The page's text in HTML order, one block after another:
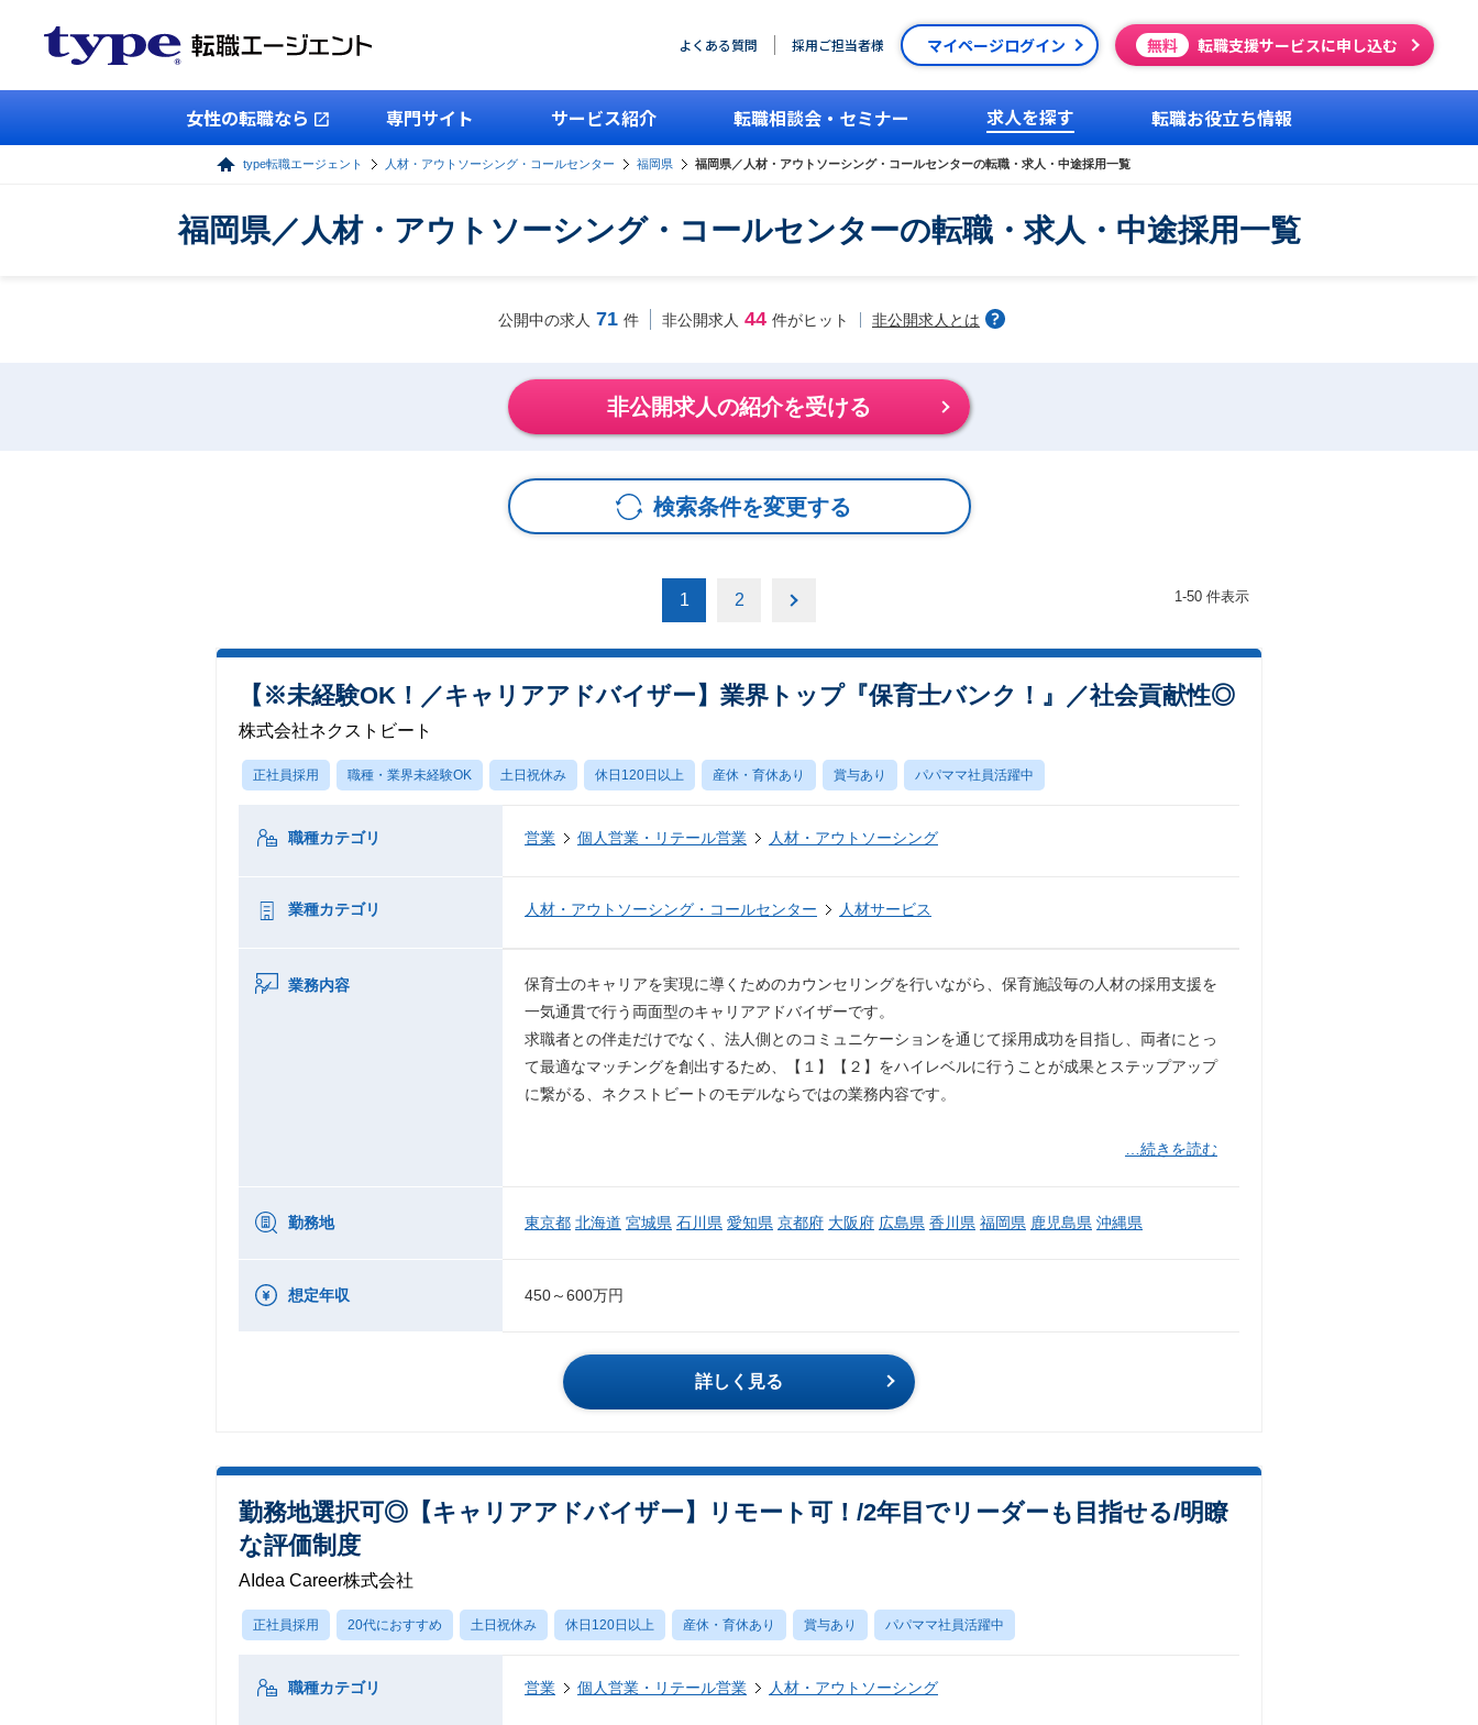
よくある質問 採用ご担当者様 マイページログイン 無料 転職支援サービスに申し込む
女性の転職なら 専門サイト サービス紹介 転職相談会・セミナー 求人を探す 転職お役立ち情報
type転職エージェント 人材・アウトソーシング・コールセンター 福岡県 福岡県／人材・アウトソーシング・コールセンターの転職・求人・中途採用一覧
福岡県／人材・アウトソーシング・コールセンターの転職・求人・中途採用一覧
公開中の求人 71 件 非公開求人 44 件がヒット 非公開求人とは
非公開求人の紹介を受ける
検索条件を変更する
1 2 1-50 件表示
【※未経験OK！／キャリアアドバイザー】業界トップ『保育士バンク！』／社会貢献性◎
株式会社ネクストビート
正社員採用 職種・業界未経験OK 土日祝休み 休日120日以上 産休・育休あり 賞与あり パパママ社員活躍中
職種カテゴリ 営業 個人営業・リテール営業 人材・アウトソーシング
業種カテゴリ 人材・アウトソーシング・コールセンター 人材サービス
業務内容
保育士のキャリアを実現に導くためのカウンセリングを行いながら、保育施設毎の人材の採用支援を
一気通貫で行う両面型のキャリアアドバイザーです。
求職者との伴走だけでなく、法人側とのコミュニケーションを通じて採用成功を目指し、両者にとっ
て最適なマッチングを創出するため、【１】【２】をハイレベルに行うことが成果とステップアップ
に繋がる、ネクストビートのモデルならではの業務内容です。
…続きを読む
勤務地 東京都 北海道 宮城県 石川県 愛知県 京都府 大阪府 広島県 香川県 福岡県 鹿児島県 沖縄県
想定年収 450～600万円
詳しく見る
勤務地選択可◎【キャリアアドバイザー】リモート可！/2年目でリーダーも目指せる/明瞭
な評価制度
AIdea Career株式会社
正社員採用 20代におすすめ 土日祝休み 休日120日以上 産休・育休あり 賞与あり パパママ社員活躍中
職種カテゴリ 営業 個人営業・リテール営業 人材・アウトソーシング